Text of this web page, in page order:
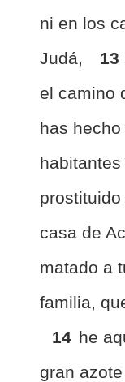
ni en los
Judá,
13
el camino
has
casa de
matado a
familia,
14 he
gran